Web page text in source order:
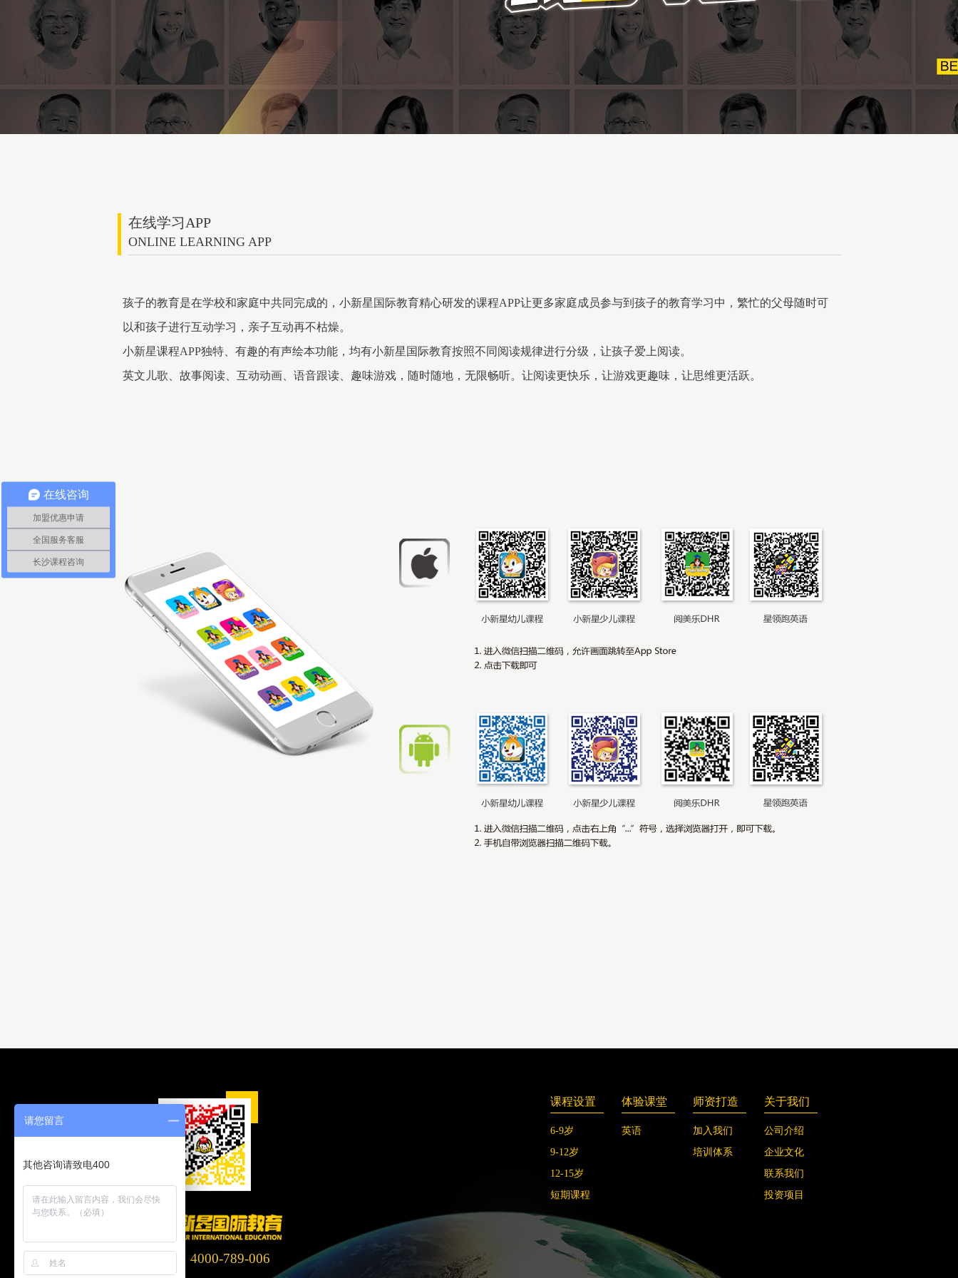
在线学习APP
ONLINE LEARNING APP
孩子的教育是在学校和家庭中共同完成的，小新星国际教育精心研发的课程APP让更多家庭成员参与到孩子的教育学习中，繁忙的父母随时可
以和孩子进行互动学习，亲子互动再不枯燥。
小新星课程APP独特、有趣的有声绘本功能，均有小新星国际教育按照不同阅读规律进行分级，让孩子爱上阅读。
英文儿歌、故事阅读、互动动画、语音跟读、趣味游戏，随时随地，无限畅听。让阅读更快乐，让游戏更趣味，让思维更活跃。
客服电话：4000-789-006
课程设置
6-9岁
9-12岁
12-15岁
短期课程
体验课堂
英语
师资打造
加入我们
培训体系
关于我们
公司介绍
企业文化
联系我们
投资项目
在线咨询
加盟优惠申请
全国服务客服
长沙课程咨询
请您留言
其他咨询请致电400